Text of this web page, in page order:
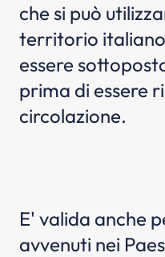
che si può
territorio italiano
essere
prima di essere
circolazione.
E' valida anche
avvenuti nei